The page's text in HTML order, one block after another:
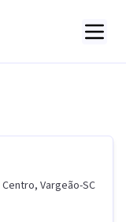
Centro, Vargeão-SC